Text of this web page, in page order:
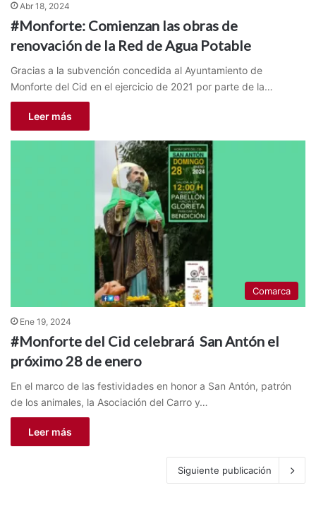
Abr 18, 2024
#Monforte: Comienzan las obras de
renovación de la Red de Agua Potable
Gracias a la subvención concedida al Ayuntamiento de
Monforte del Cid en el ejercicio de 2021 por parte de la…
Leer más
Comarca
Ene 19, 2024
#Monforte del Cid celebrará San Antón el
próximo 28 de enero
En el marco de las festividades en honor a San Antón, patrón
de los animales, la Asociación del Carro y…
Leer más
Siguiente publicación